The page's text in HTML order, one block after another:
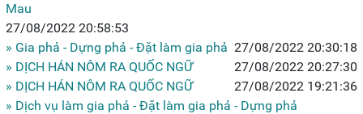
Mau
27/08/2022 20:58:53
» Gia phả - Dựng phả - Đặt làm gia phả 27/08/2022 20:30:18
» DỊCH HÁN NÔM RA QUỐC NGỮ
27/08/2022 20:27:30
» DỊCH HÁN NÔM RA QUỐC NGỮ
27/08/2022 19:21:36
» Dịch vụ làm gia phả - Đặt làm gia phả - Dựng phả